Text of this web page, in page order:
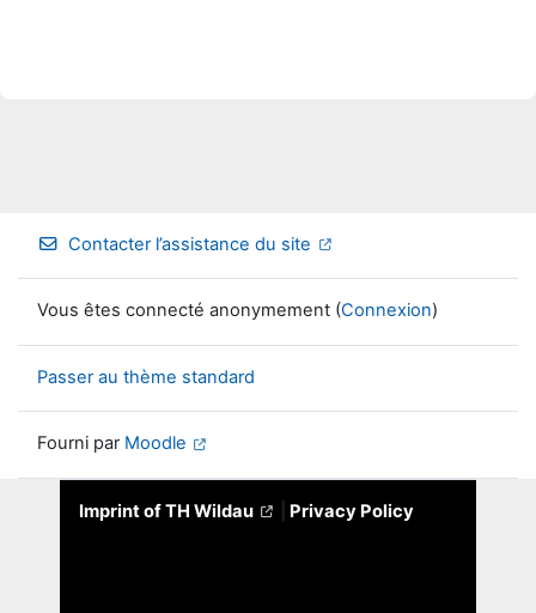
Contacter l’assistance du site
Vous êtes connecté anonymement (Connexion)
Passer au thème standard
Fourni par Moodle
Imprint of TH Wildau Privacy Policy